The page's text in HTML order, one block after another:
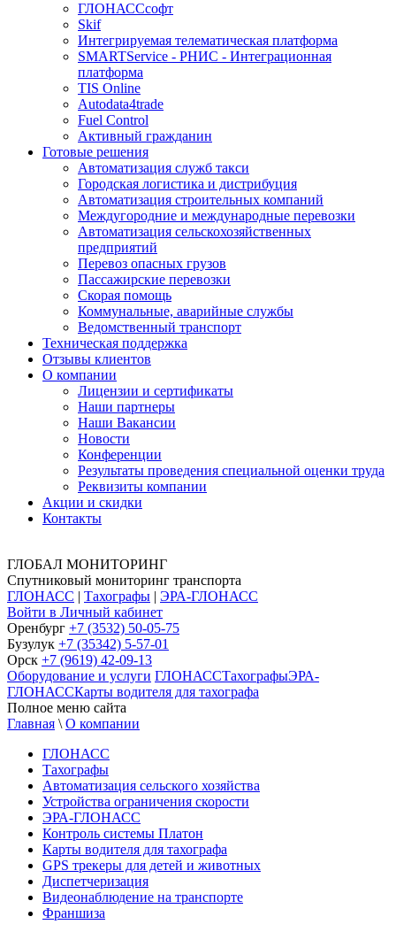
ГЛОНАССсофт
Skif
Интегрируемая телематическая платформа
SMARTService - РНИС - Интеграционная
платформа
TIS Online
Autodata4trade
Fuel Control
Активный гражданин
Готовые решения
Автоматизация служб такси
Городская логистика и дистрибуция
Автоматизация строительных компаний
Междугородние и международные перевозки
Автоматизация сельскохозяйственных
предприятий
Перевоз опасных грузов
Пассажирские перевозки
Скорая помощь
Коммунальные, аварийные службы
Ведомственный транспорт
Техническая поддержка
Отзывы клиентов
О компании
Лицензии и сертификаты
Наши партнеры
Наши Вакансии
Новости
Конференции
Результаты проведения специальной оценки труда
Реквизиты компании
Акции и скидки
Контакты
ГЛОБАЛ МОНИТОРИНГ
Спутниковый мониторинг транспорта
ГЛОНАСС | Тахографы | ЭРА-ГЛОНАСС
Войти в Личный кабинет
Оренбург +7 (3532) 50-05-75
Бузулук +7 (35342) 5-57-01
Орск +7 (9619) 42-09-13
Оборудование и услуги ГЛОНАССТахографыЭРА-
ГЛОНАССКарты водителя для тахографа
Полное меню сайта
Главная \ О компании
ГЛОНАСС
Тахографы
Автоматизация сельского хозяйства
Устройства ограничения скорости
ЭРА-ГЛОНАСС
Контроль системы Платон
Карты водителя для тахографа
GPS трекеры для детей и животных
Диспетчеризация
Видеонаблюдение на транспорте
Франшиза